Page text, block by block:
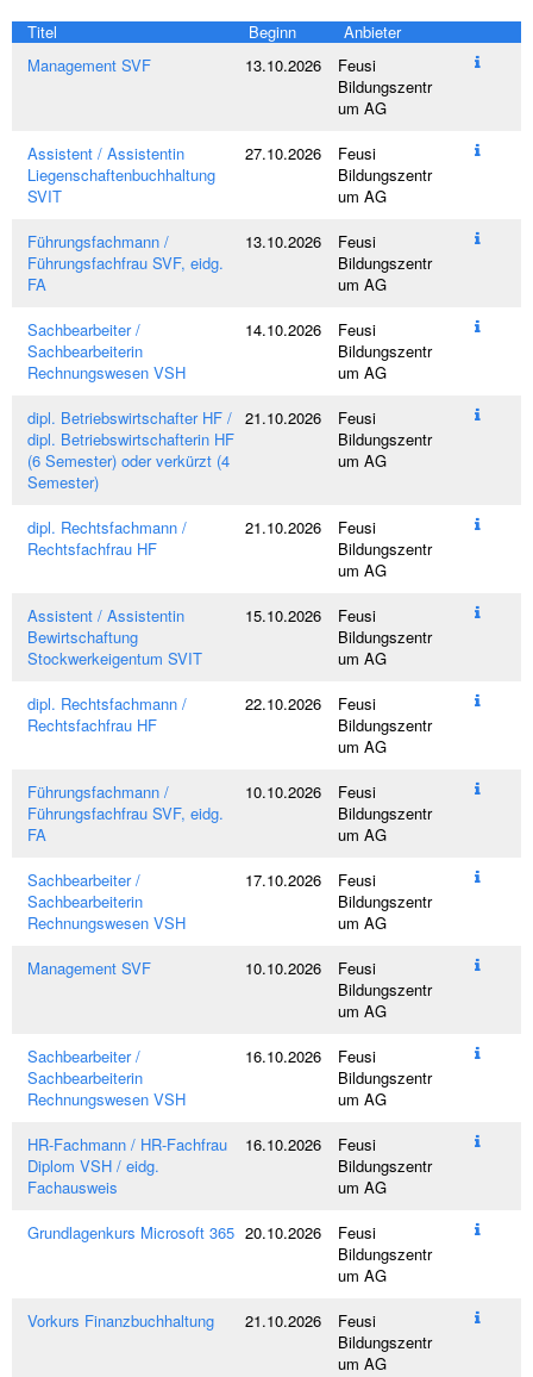
Titel Beginn
Anbieter
Management SVF
13.10.2026
Feusi
Bildungszentr
um AG
Assistent / Assistentin
Liegenschaftenbuchhaltung
SVIT
27.10.2026
Feusi
Bildungszentr
um AG
Führungsfachmann /
Führungsfachfrau SVF, eidg.
FA
13.10.2026
Feusi
Bildungszentr
um AG
Sachbearbeiter /
Sachbearbeiterin
Rechnungswesen VSH
14.10.2026
Feusi
Bildungszentr
um AG
dipl. Betriebswirtschafter HF /
dipl. Betriebswirtschafterin HF
(6 Semester) oder verkürzt (4
Semester)
21.10.2026
Feusi
Bildungszentr
um AG
dipl. Rechtsfachmann /
Rechtsfachfrau HF
21.10.2026
Feusi
Bildungszentr
um AG
Assistent / Assistentin
Bewirtschaftung
Stockwerkeigentum SVIT
15.10.2026
Feusi
Bildungszentr
um AG
dipl. Rechtsfachmann /
Rechtsfachfrau HF
22.10.2026
Feusi
Bildungszentr
um AG
Führungsfachmann /
Führungsfachfrau SVF, eidg.
FA
10.10.2026
Feusi
Bildungszentr
um AG
Sachbearbeiter /
Sachbearbeiterin
Rechnungswesen VSH
17.10.2026
Feusi
Bildungszentr
um AG
Management SVF
10.10.2026
Feusi
Bildungszentr
um AG
Sachbearbeiter /
Sachbearbeiterin
Rechnungswesen VSH
16.10.2026
Feusi
Bildungszentr
um AG
HR-Fachmann / HR-Fachfrau
Diplom VSH / eidg.
Fachausweis
16.10.2026
Feusi
Bildungszentr
um AG
Grundlagenkurs Microsoft 365 20.10.2026
Feusi
Bildungszentr
um AG
Vorkurs Finanzbuchhaltung
21.10.2026
Feusi
Bildungszentr
um AG